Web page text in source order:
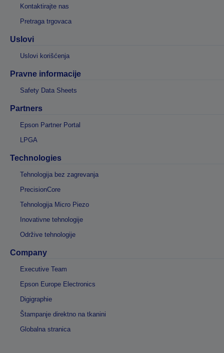
Kontaktirajte nas
Pretraga trgovaca
Uslovi
Uslovi korišćenja
Pravne informacije
Safety Data Sheets
Partners
Epson Partner Portal
LPGA
Technologies
Tehnologija bez zagrevanja
PrecisionCore
Tehnologija Micro Piezo
Inovativne tehnologije
Održive tehnologije
Company
Executive Team
Epson Europe Electronics
Digigraphie
Štampanje direktno na tkanini
Globalna stranica